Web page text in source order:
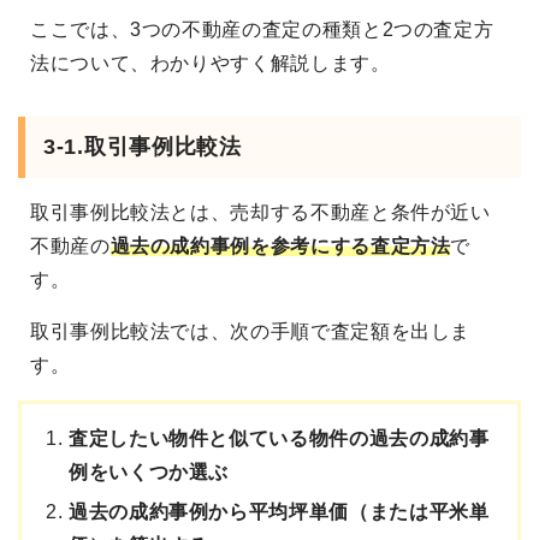
ここでは、3つの不動産の査定の種類と2つの査定方
法について、わかりやすく解説します。
3-1.取引事例比較法
取引事例比較法とは、売却する不動産と条件が近い
不動産の過去の成約事例を参考にする査定方法で
す。
取引事例比較法では、次の手順で査定額を出しま
す。
査定したい物件と似ている物件の過去の成約事
例をいくつか選ぶ
過去の成約事例から平均坪単価（または平米単